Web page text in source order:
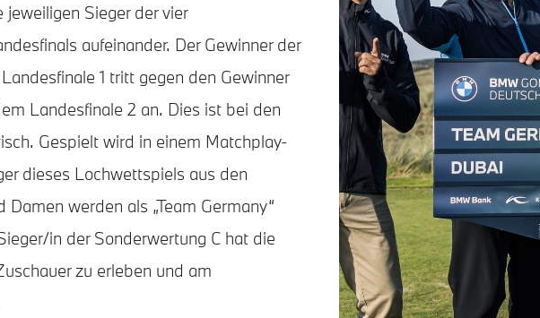
Sieger der vier
aufeinander. Der Gewinner der
1 tritt gegen den Gewinner
Landesfinale 2 an. Dies ist bei den
Gespielt wird in einem Matchplay-
dieses Lochwettspiels aus den
werden als „Team Germany“
in der Sonderwertung C hat die
zu erleben und am